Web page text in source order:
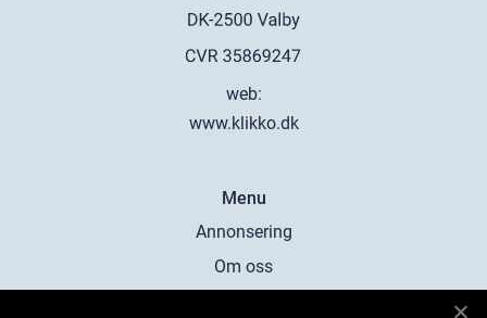
web:
www.klikko.dk
Menu
Annonsering
Om oss